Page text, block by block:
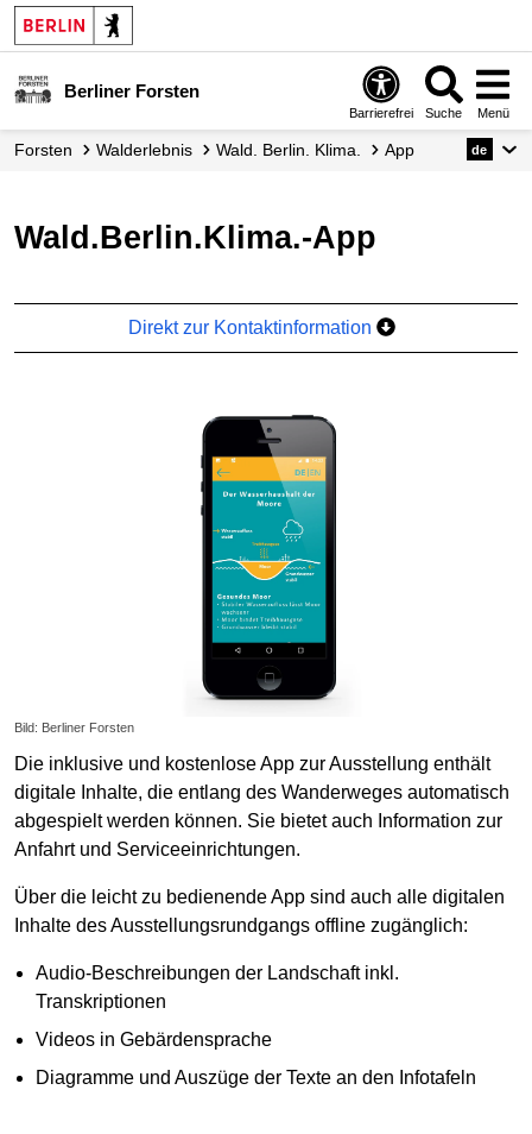
Berliner Forsten
Barrierefrei Suche Menü
Forsten Walderlebnis Wald. Berlin. Klima. App de
Wald.Berlin.Klima.-App
Direkt zur Kontaktinformation
Bild: Berliner Forsten
Die inklusive und kostenlose App zur Ausstellung enthält
digitale Inhalte, die entlang des Wanderweges automatisch
abgespielt werden können. Sie bietet auch Information zur
Anfahrt und Serviceeinrichtungen.
Über die leicht zu bedienende App sind auch alle digitalen
Inhalte des Ausstellungsrundgangs offline zugänglich:
Audio-Beschreibungen der Landschaft inkl.
Transkriptionen
Videos in Gebärdensprache
Diagramme und Auszüge der Texte an den Infotafeln